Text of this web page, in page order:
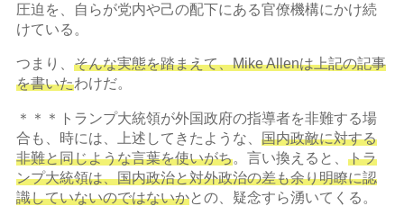
圧迫を、自らが党内や己の配下にある官僚機構にかけ続
けている。
つまり、 そんな実態を踏まえて、Mike Allenは上記の記事
を書いたわけだ。
＊＊＊トランプ大統領が外国政府の指導者を非難する場
合も、時には、上述してきたような、 国内政敵に対する
非難と同じような言葉を使いがち。言い換えると、 トラ
ンプ大統領は、国内政治と対外政治の差も余り明瞭に認
識していないのではないかとの、疑念すら湧いてくる。